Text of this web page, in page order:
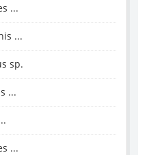
...
...
sp.
...
...